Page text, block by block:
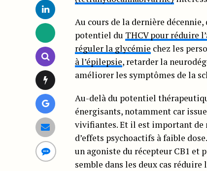
Au cours de la dernière
potentiel du THCV pour réduire
réguler la glycémie chez les
à l’épilepsie, retarder la
améliorer les symptômes de la
Au-delà du potentiel
énergisants, notamment car
vivifiantes. Et il est important de
d’effets psychoactifs à faible
un agoniste du récepteur CB1
semble dans les deux cas